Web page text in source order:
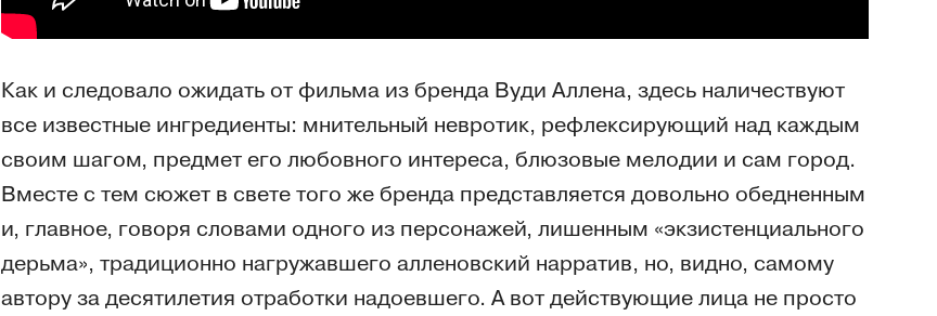
Как и следовало ожидать от фильма из бренда Вуди Аллена, здесь наличествуют
все известные ингредиенты: мнительный невротик, рефлексирующий над каждым
своим шагом, предмет его любовного интереса, блюзовые мелодии и сам город.
Вместе с тем сюжет в свете того же бренда представляется довольно обедненным
и, главное, говоря словами одного из персонажей, лишенным «экзистенциального
дерьма», традиционно нагружавшего алленовский нарратив, но, видно, самому
автору за десятилетия отработки надоевшего. А вот действующие лица не просто